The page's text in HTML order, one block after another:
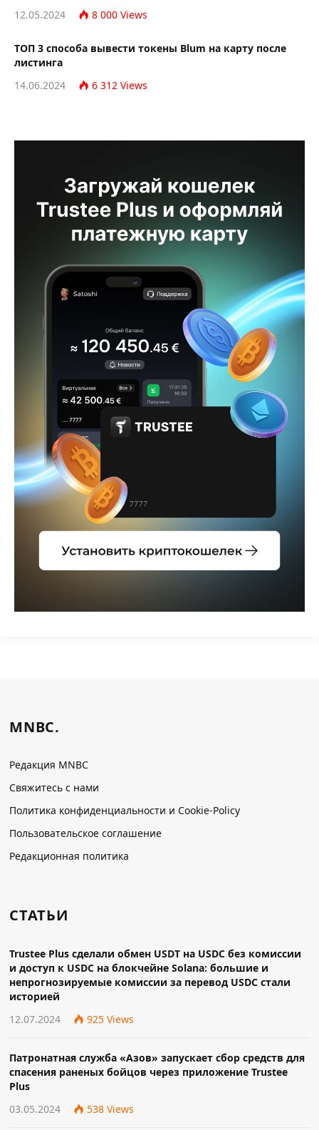
12.05.2024
8 000 Views
TОП 3 способа вывести токены Blum на карту после
листинга
14.06.2024
6 312 Views
MNBC.
Редакция MNBC
Свяжитесь с нами
Политика конфиденциальности и Cookie-Policy
Пользовательское соглашение
Редакционная политика
СТАТЬИ
Trustee Plus сделали обмен USDT на USDC без комиссии
и доступ к USDC на блокчейне Solana: большие и
непрогнозируемые комиссии за перевод USDC стали
историей
12.07.2024
925 Views
Патронатная служба «Азов» запускает сбор средств для
спасения раненых бойцов через приложение Trustee
Plus
03.05.2024
538 Views